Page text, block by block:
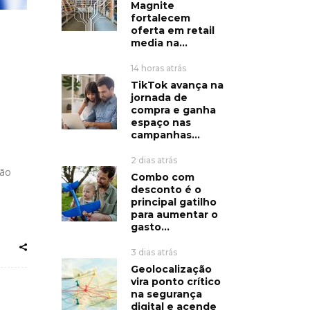
Magnite
fortalecem
oferta em retail
media na...
14 horas atrás
TikTok avança na
jornada de
compra e ganha
espaço nas
campanhas...
2 dias atrás
Combo com
desconto é o
principal gatilho
para aumentar o
gasto...
3 dias atrás
Geolocalização
vira ponto crítico
na segurança
digital e acende